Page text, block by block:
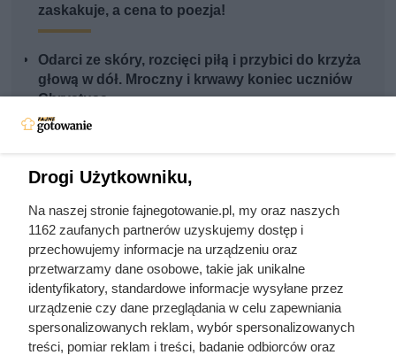
zaskakuje, a cena to poezja!
Odarci ze skóry, rozcięci piłą i przybici do krzyża
głową w dół. Mroczny i krwawy koniec uczniów
Chrystusa
imperialnej Rosji. Mało kto o niej pamięta
Uwięził żonę i dzieci, porywał młode dziewczyny.
Co się działo w zamku polskiego magnata
Drogi Użytkowniku,
Na naszej stronie fajnegotowanie.pl, my oraz naszych
1162 zaufanych partnerów uzyskujemy dostęp i
przechowujemy informacje na urządzeniu oraz
przetwarzamy dane osobowe, takie jak unikalne
identyfikatory, standardowe informacje wysyłane przez
urządzenie czy dane przeglądania w celu zapewniania
spersonalizowanych reklam, wybór spersonalizowanych
treści, pomiar reklam i treści, badanie odbiorców oraz